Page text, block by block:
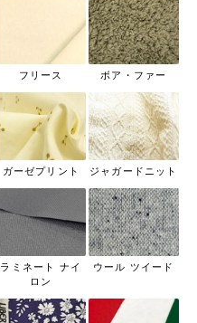
フリース ボア・ファー
ガーゼプリント ジャガードニット
ラミネート ナイ
ロン
ウール ツイード